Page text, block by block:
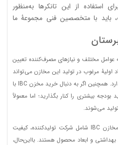
استفاده از این تانکرها به‌منظور
باید با متخصصین فنی مجموعۀ ما
مختلف و نیازهای مصرف‌کننده تعیین
اولیۀ مرغوب در تولید این مخازن می‌تواند
در قیمت نهایی محصول تأثیر بگذارد. همچنین اگر به دنبال خرید مخزن IBC با
بودجه بیشتری را کنار بگذارید؛ اما معمولاً
به‌طورکلی، عوامل مؤثر در قیمت مخازن IBC شامل شرکت تولیدکننده، کیفیت
و ابعاد محصول هستند. بااین‌حال،